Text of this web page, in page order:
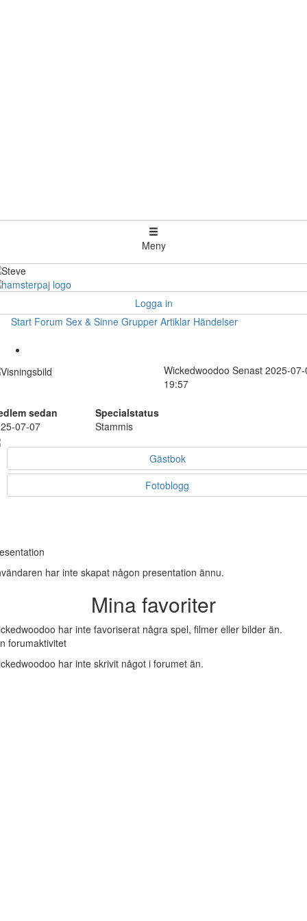
Meny
Logga in
Start Forum Sex & Sinne Grupper Artiklar Händelser
Wickedwoodoo Senast 2025-
19:57
sedan
Specialstatus
07-07
Stammis
Gästbok
Fotoblogg
har inte skapat någon presentation ännu.
Mina favoriter
har inte favoriserat några spel, filmer eller bilder än.
forumaktivitet
har inte skrivit något i forumet än.